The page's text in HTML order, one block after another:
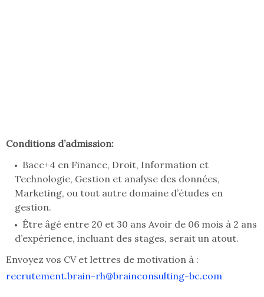
Conditions d’admission:
Bacc+4 en Finance, Droit, Information et
Technologie, Gestion et analyse des données,
Marketing, ou tout autre domaine d’études en
gestion.
Être âgé entre 20 et 30 ans Avoir de 06 mois à 2 ans
d’expérience, incluant des stages, serait un atout.
Envoyez vos CV et lettres de motivation à :
recrutement.brain-rh@brainconsulting-bc.com